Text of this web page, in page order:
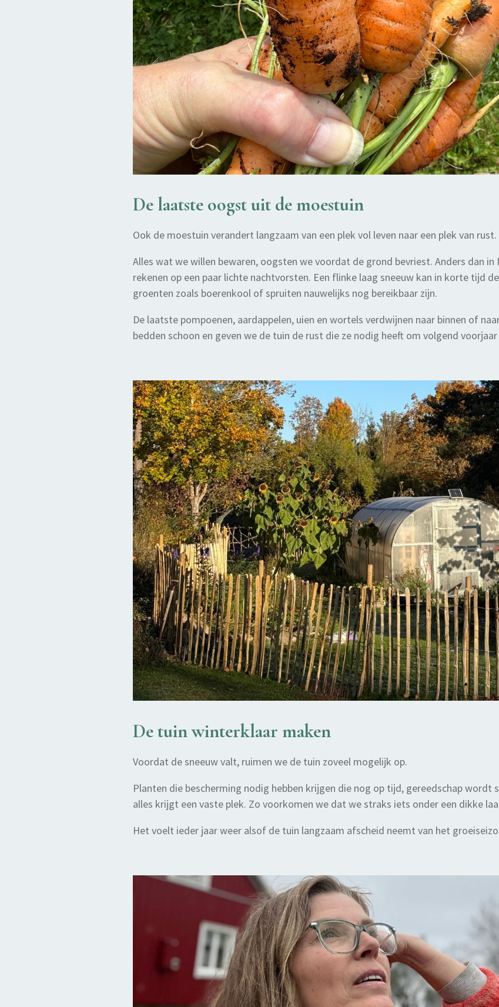
De laatste oogst uit de moestuin
Ook de moestuin verandert langzaam van een plek vol leven naar een plek van rust.
Alles wat we willen bewaren, oogsten we voordat de grond bevriest. Anders dan
rekenen op een paar lichte nachtvorsten. Een flinke laag sneeuw kan in korte tijd
groenten zoals boerenkool of spruiten nauwelijks nog bereikbaar zijn.
De laatste pompoenen, aardappelen, uien en wortels verdwijnen naar binnen of
bedden schoon en geven we de tuin de rust die ze nodig heeft om volgend
De tuin winterklaar maken
Voordat de sneeuw valt, ruimen we de tuin zoveel mogelijk op.
Planten die bescherming nodig hebben krijgen die nog op tijd, gereedschap wordt
alles krijgt een vaste plek. Zo voorkomen we dat we straks iets onder een dikke
Het voelt ieder jaar weer alsof de tuin langzaam afscheid neemt van het